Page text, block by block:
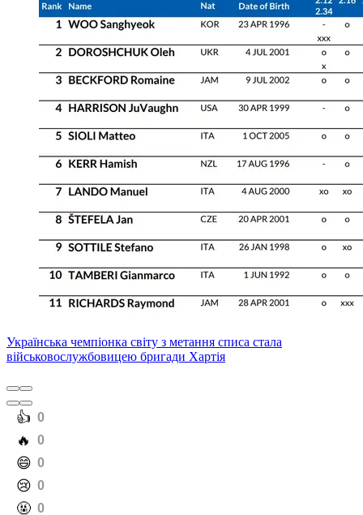
Українська чемпіонка світу з метання списа стала
військовослужбовицею бригади Хартія
️👍 0
️🔥 0
️😄 0
️😢 0
️🤬 0